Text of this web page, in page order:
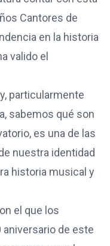
Cantores de
en la historia
valido el
particularmente
sabemos qué son
es una de las
nuestra identidad
historia musical y
el que los
aniversario de este